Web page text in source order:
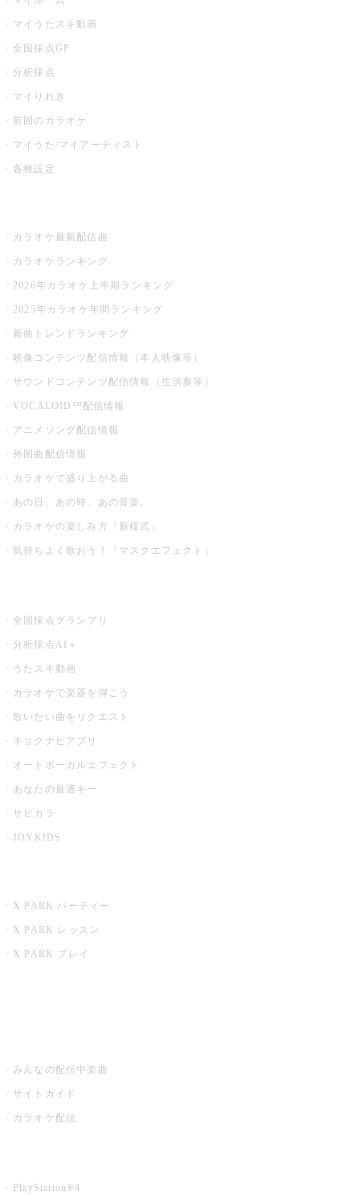
マイうたスキ動画
全国採点GP
分析採点
マイりれき
前回のカラオケ
マイうた/マイアーティスト
各種設定
カラオケ最新配信曲
カラオケランキング
2026年カラオケ上半期ランキング
2025年カラオケ年間ランキング
新曲トレンドランキング
映像コンテンツ配信情報（本人映像等）
サウンドコンテンツ配信情報（生演奏等）
VOCALOID™配信情報
アニメソング配信情報
外国曲配信情報
カラオケで盛り上がる曲
あの日、あの時、あの音楽。
カラオケの楽しみ方『新様式』
気持ちよく歌おう！『マスクエフェクト』
全国採点グランプリ
分析採点AI＋
うたスキ動画
カラオケで楽器を弾こう
歌いたい曲をリクエスト
キョクナビアプリ
オートボーカルエフェクト
あなたの最適キー
サビカラ
JOYKIDS
X PARK パーティー
X PARK レッスン
X PARK プレイ
みんなの配信中楽曲
サイトガイド
カラオケ配信
PlayStation®4